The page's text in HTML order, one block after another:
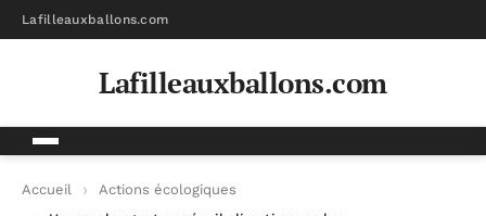
Lafilleauxballons.com
Lafilleauxballons.com
Accueil
Actions écologiques